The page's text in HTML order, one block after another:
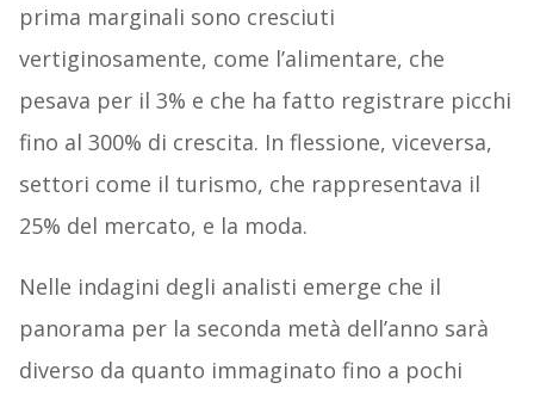
prima marginali sono cresciuti
vertiginosamente, come l’alimentare, che
pesava per il 3% e che ha fatto registrare picchi
fino al 300% di crescita. In flessione, viceversa,
settori come il turismo, che rappresentava il
25% del mercato, e la moda.
Nelle indagini degli analisti emerge che il
panorama per la seconda metà dell’anno sarà
diverso da quanto immaginato fino a pochi